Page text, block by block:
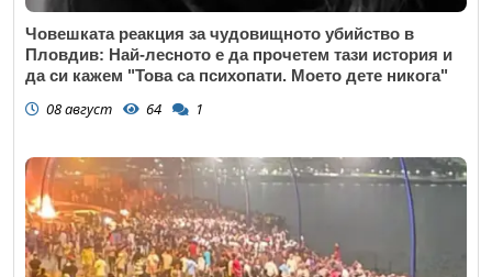
Човешката реакция за чудовищното убийство в
Пловдив: Най-лесното е да прочетем тази история и
да си кажем "Това са психопати. Моето дете никога"
08 август 64 1